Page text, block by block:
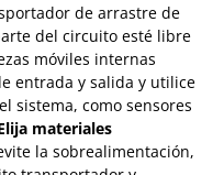
de arrastre de
del circuito esté libre
móviles internas
entrada y salida y utilice
sistema, como sensores
materiales
la sobrealimentación,